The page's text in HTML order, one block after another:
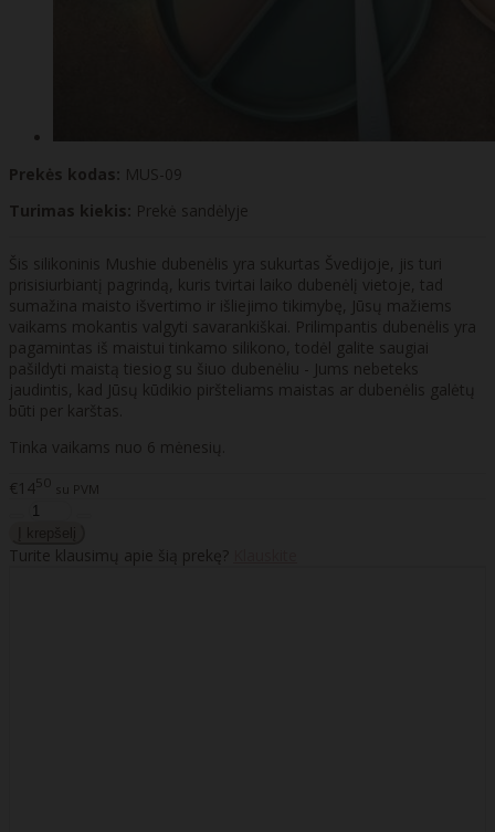
Prekės kodas: MUS-09
Turimas kiekis: Prekė sandėlyje
Šis silikoninis Mushie dubenėlis yra sukurtas Švedijoje, jis turi
prisisiurbiantį pagrindą, kuris tvirtai laiko dubenėlį vietoje, tad
sumažina maisto išvertimo ir išliejimo tikimybę, Jūsų mažiems
vaikams mokantis valgyti savarankiškai. Prilimpantis dubenėlis yra
pagamintas iš maistui tinkamo silikono, todėl galite saugiai
pašildyti maistą tiesiog su šiuo dubenėliu - Jums nebeteks
jaudintis, kad Jūsų kūdikio piršteliams maistas ar dubenėlis galėtų
būti per karštas.
Tinka vaikams nuo 6 mėnesių.
€1450 su PVM
Turite klausimų apie šią prekę?